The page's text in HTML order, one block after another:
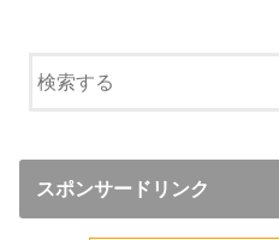
スポンサードリンク